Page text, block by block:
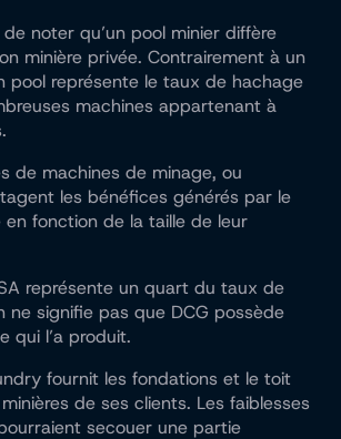
noter qu’un pool minier diffère
minière privée. Contrairement à un
pool représente le taux de hachage
machines appartenant à
de machines de minage, ou
les bénéfices générés par le
en fonction de la taille de leur
représente un quart du taux de
ne signifie pas que DCG possède
qui l’a produit.
fournit les fondations et le toit
de ses clients. Les faiblesses
secouer une partie